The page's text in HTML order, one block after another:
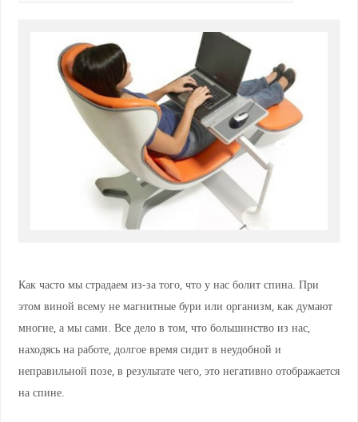
Как часто мы страдаем из-за того, что у нас болит спина. При
этом виной всему не магнитные бури или организм, как думают
многие, а мы сами. Все дело в том, что большинство из нас,
находясь на работе, долгое время сидит в неудобной и
неправильной позе, в результате чего, это негативно отображается
на спине.